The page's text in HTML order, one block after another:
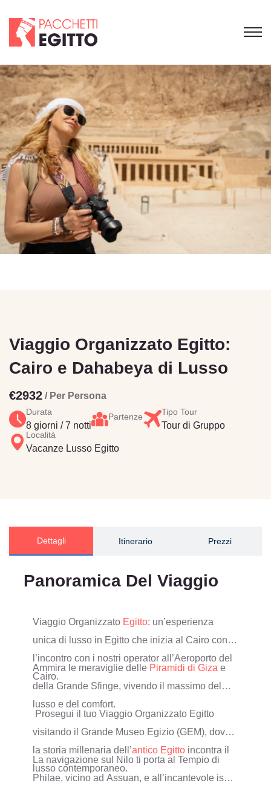
Viaggio Organizzato Egitto:
Cairo e Dahabeya di Lusso
€2932 / Per Persona
Durata
8 giorni / 7 notti
Partenze Tipo Tour
Tour di Gruppo
Località
Vacanze Lusso Egitto
Dettagli Itinerario Prezzi
Panoramica Del Viaggio
Viaggio Organizzato Egitto: un’esperienza
unica di lusso in Egitto che inizia al Cairo con
l’incontro con i nostri operator all’Aeroporto del
Cairo.
Ammira le meraviglie delle Piramidi di Giza e
della Grande Sfinge, vivendo il massimo del
lusso e del comfort.
Prosegui il tuo Viaggio Organizzato Egitto
visitando il Grande Museo Egizio (GEM), dove
la storia millenaria dell’antico Egitto incontra il
lusso contemporaneo.
La navigazione sul Nilo ti porta al Tempio di
Philae, vicino ad Assuan, e all’incantevole isola